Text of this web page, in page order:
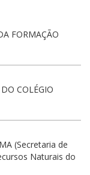
FORMAÇÃO
COLÉGIO
(Secretaria de
Naturais do